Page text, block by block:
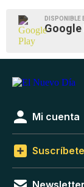
DISPONIBLE
Google
Mi cuenta
Suscríbete